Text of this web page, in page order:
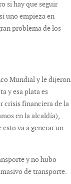
si hay que seguir
uno empieza en
problema de los
Mundial y le dijeron
y esa plata es
crisis financiera de la
en la alcaldía),
va a generar un
y no hubo
de transporte.